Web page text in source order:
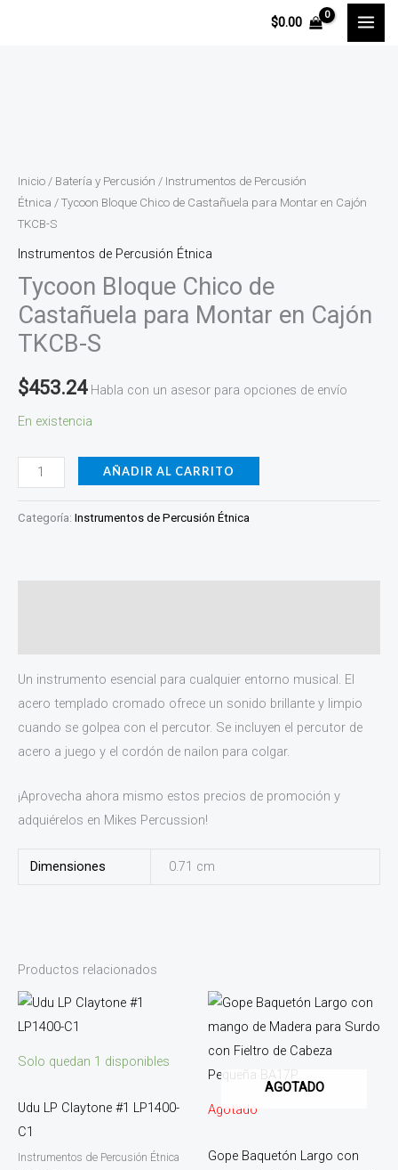
$0.00
Inicio / Batería y Percusión / Instrumentos de Percusión
Étnica / Tycoon Bloque Chico de Castañuela para Montar en Cajón
TKCB-S
Instrumentos de Percusión Étnica
Tycoon Bloque Chico de
Castañuela para Montar en Cajón
TKCB-S
$453.24 Habla con un asesor para opciones de envío
En existencia
de
Castañuela
para
Montar
en
Cajón
TKCB-
S
AÑADIR AL CARRITO
Categoría: Instrumentos de Percusión Étnica
Un instrumento esencial para cualquier entorno musical. El
acero templado cromado ofrece un sonido brillante y limpio
cuando se golpea con el percutor. Se incluyen el percutor de
acero a juego y el cordón de nailon para colgar.
¡Aprovecha ahora mismo estos precios de promoción y
adquiérelos en Mikes Percussion!
Dimensiones 0.71 cm
Productos relacionados
Solo quedan 1 disponibles
Udu LP Claytone #1 LP1400-
C1
Instrumentos de Percusión Étnica
AGOTADO
Agotado
Gope Baquetón Largo con